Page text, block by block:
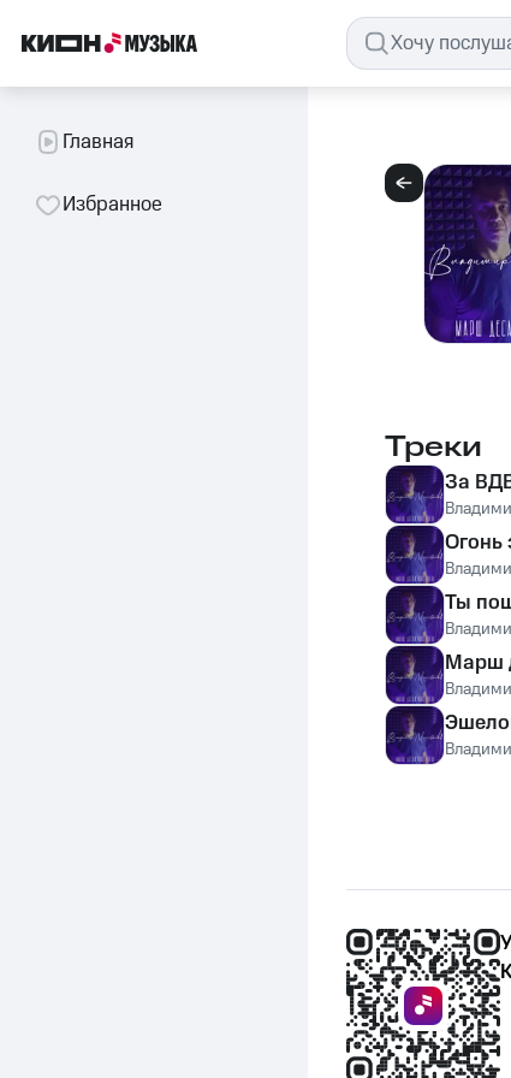
Главная
Избранное
Треки
За
Огонь
Ты
Марш